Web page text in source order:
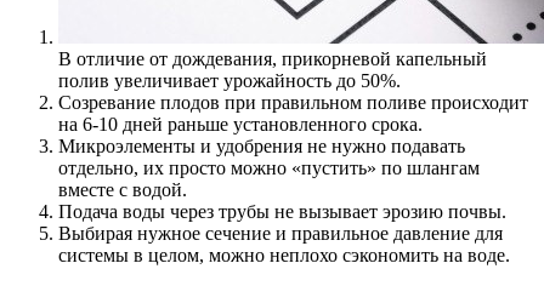
В отличие от дождевания, прикорневой капельный
полив увеличивает урожайность до 50%.
Созревание плодов при правильном поливе происходит
на 6-10 дней раньше установленного срока.
Микроэлементы и удобрения не нужно подавать
отдельно, их просто можно «пустить» по шлангам
вместе с водой.
Подача воды через трубы не вызывает эрозию почвы.
Выбирая нужное сечение и правильное давление для
системы в целом, можно неплохо сэкономить на воде.